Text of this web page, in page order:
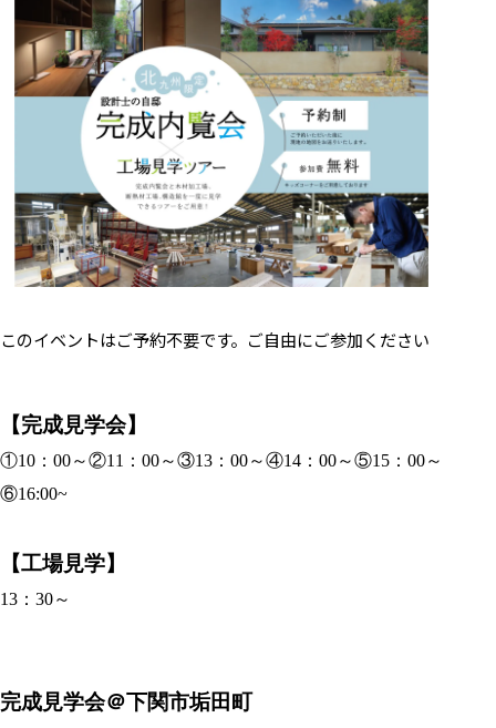
このイベントはご予約不要です。ご自由にご参加ください
【完成見学会】
①10：00～②11：00～③13：00～④14：00～⑤15：00～
⑥16:00~
【工場見学】
13：30～
完成見学会＠下関市垢田町